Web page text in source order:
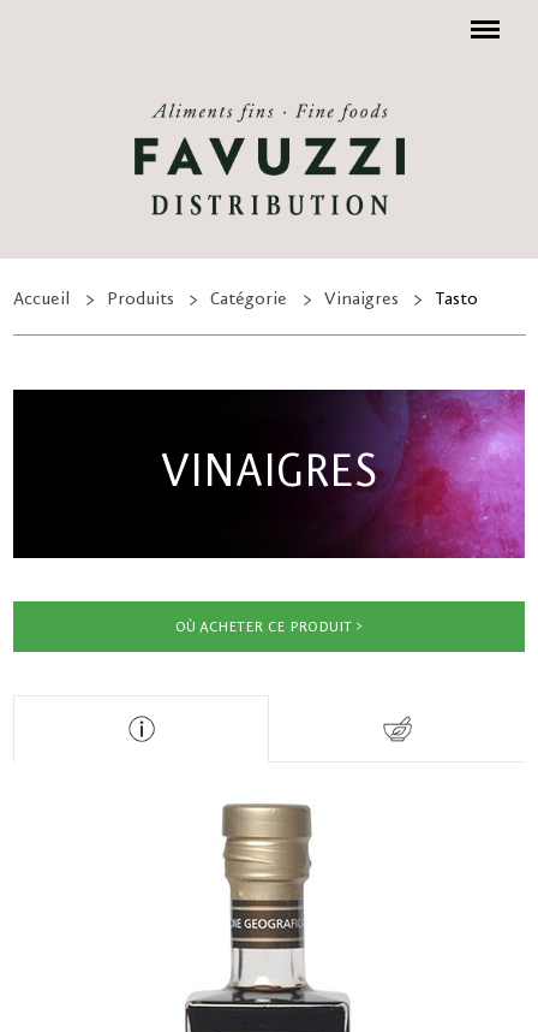
Menu
Accueil Produits Catégorie Vinaigres Tasto
VINAIGRES
OÙ ACHETER CE PRODUIT